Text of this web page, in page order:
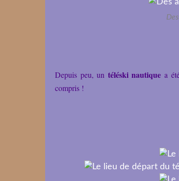
Depuis peu, un téléski nautique a
compris !